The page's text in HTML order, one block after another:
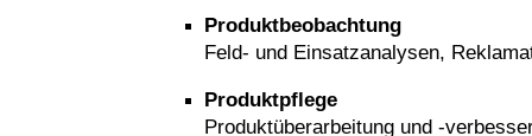
Produktbeobachtung
Feld- und Einsatzanalysen,
Produktpflege
Produktüberarbeitung und -